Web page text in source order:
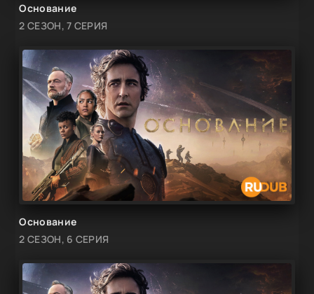
Основание
2 СЕЗОН, 7 СЕРИЯ
Основание
2 СЕЗОН, 6 СЕРИЯ